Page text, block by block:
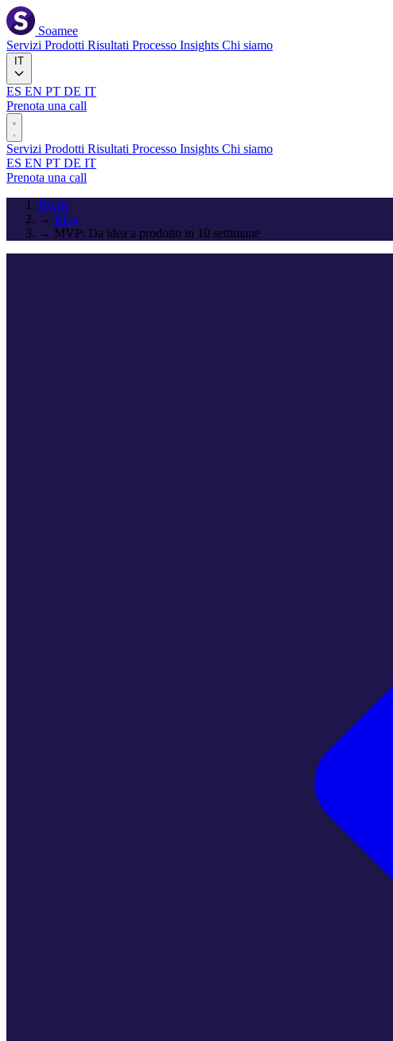
Soamee
Servizi Prodotti Risultati Processo Insights Chi siamo
ES EN PT DE IT
Prenota una call
Servizi Prodotti Risultati Processo Insights Chi siamo
ES EN PT DE IT
Prenota una call
Home
→ Blog
→ MVP: Da idea a prodotto in 10 settimane